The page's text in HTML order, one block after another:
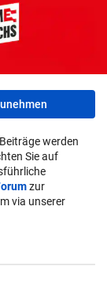
werden
Sie auf
zur
via unserer